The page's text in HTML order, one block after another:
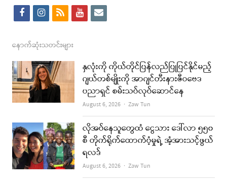
f
c
e
b
o
k
i
s
t
a
g
a
m
r
s
y
t
u
b
e
e
i
l
နောက်ဆုံးသတင်းများ
နှလုံးကို ကိုယ်တိုင်ပြန်လည်ပြုပြင်နိုင်မည့်
ဂျယ်တစ်မျိုးကို အာဂျင်တီးနားဇီဝဗေဒ
ပညာရှင် စမ်းသပ်လုပ်ဆောင်နေ
August 6, 2026 Author
Zaw Tun
လိုအပ်နေသူတွေထံ ငွေသား ဒေါ်လာ ၅၅၀
စီ တိုက်ရိုက်ထောက်ပံ့မှုရဲ့ အံ့အားသင့်ဖွယ်
ရလဒ်
August 6, 2026 Author
Zaw Tun